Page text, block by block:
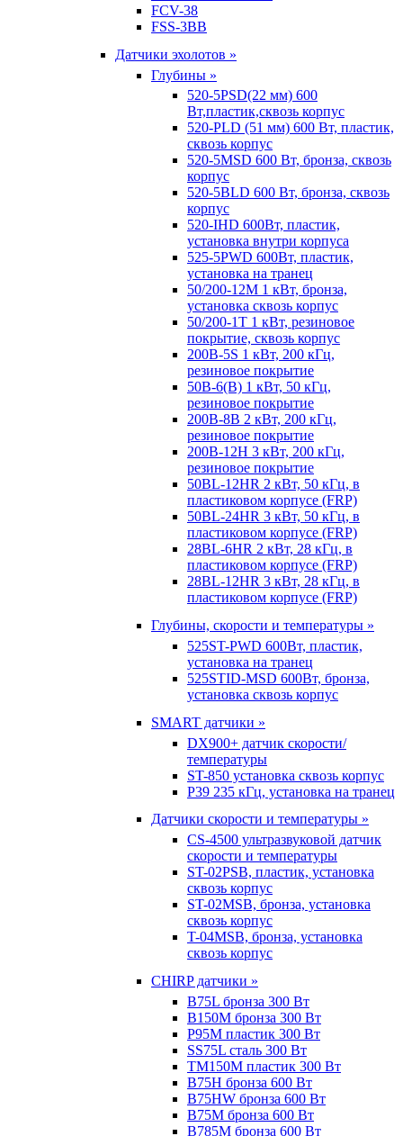
FCV-38
FSS-3BB
Датчики эхолотов »
Глубины »
520-5PSD(22 мм) 600
Вт,пластик,сквозь корпус
520-PLD (51 мм) 600 Вт, пластик,
сквозь корпус
520-5MSD 600 Вт, бронза, сквозь
корпус
520-5BLD 600 Вт, бронза, сквозь
корпус
520-IHD 600Вт, пластик,
установка внутри корпуса
525-5PWD 600Вт, пластик,
установка на транец
50/200-12M 1 кВт, бронза,
установка сквозь корпус
50/200-1T 1 кВт, резиновое
покрытие, сквозь корпус
200B-5S 1 кВт, 200 кГц,
резиновое покрытие
50B-6(B) 1 кВт, 50 кГц,
резиновое покрытие
200B-8B 2 кВт, 200 кГц,
резиновое покрытие
200B-12H 3 кВт, 200 кГц,
резиновое покрытие
50BL-12HR 2 кВт, 50 кГц, в
пластиковом корпусе (FRP)
50BL-24HR 3 кВт, 50 кГц, в
пластиковом корпусе (FRP)
28BL-6HR 2 кВт, 28 кГц, в
пластиковом корпусе (FRP)
28BL-12HR 3 кВт, 28 кГц, в
пластиковом корпусе (FRP)
Глубины, скорости и температуры »
525ST-PWD 600Вт, пластик,
установка на транец
525STID-MSD 600Вт, бронза,
установка сквозь корпус
SMART датчики »
DX900+ датчик скорости/
температуры
ST-850 установка сквозь корпус
P39 235 кГц, установка на транец
Датчики скорости и температуры »
CS-4500 ультразвуковой датчик
скорости и температуры
ST-02PSB, пластик, установка
сквозь корпус
ST-02MSB, бронза, установка
сквозь корпус
T-04MSB, бронза, установка
сквозь корпус
CHIRP датчики »
B75L бронза 300 Вт
B150M бронза 300 Вт
P95M пластик 300 Вт
SS75L сталь 300 Вт
TM150M пластик 300 Вт
B75H бронза 600 Вт
B75HW бронза 600 Вт
B75M бронза 600 Вт
B785M бронза 600 Вт